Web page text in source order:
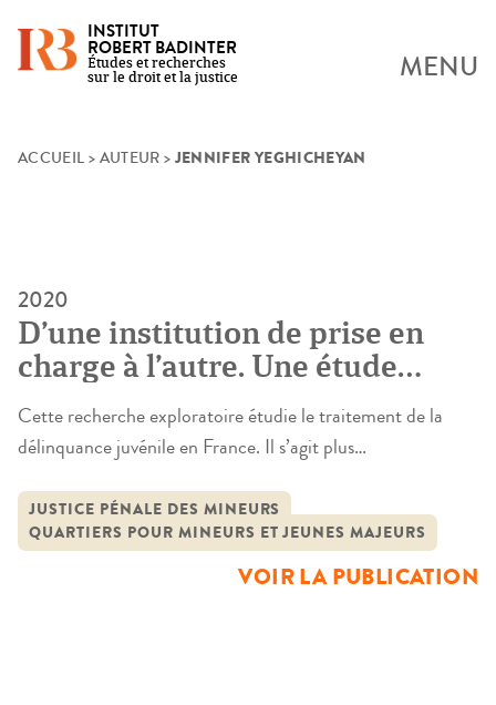
Skip
INSTITUT
ROBERT BADINTER
Études et recherches
sur le droit et la justice
MENU
ACCUEIL > AUTEUR > JENNIFER YEGHICHEYAN
2020
D’une institution de prise en
charge à l’autre. Une étude
exploratoire des socialisations
institutionnelles des mineurs
sous main de justice
Cette recherche exploratoire étudie le traitement de la
délinquance juvénile en France. Il s’agit plus
placements et replacements, dont les jeunes sous main de
justice font l’objet et qui sont à l’origine de ce que nombre
de personnels de justice nomment « la discontinuité
JUSTICE PÉNALE DES MINEURS
QUARTIERS POUR MINEURS ET JEUNES MAJEURS
VOIR LA PUBLICATION